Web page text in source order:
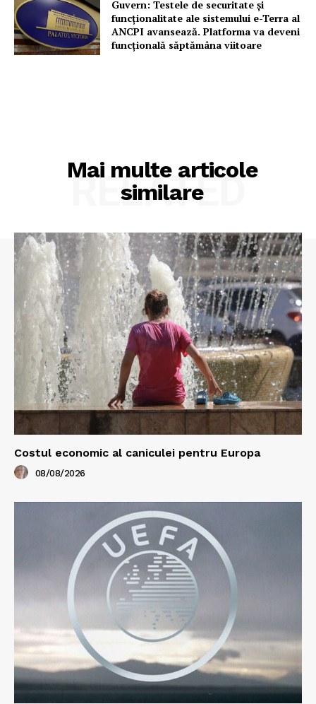
Guvern: Testele de securitate și
funcționalitate ale sistemului e-Terra al
ANCPI avansează. Platforma va deveni
funcțională săptămâna viitoare
Mai multe articole
similare
RELATED
Costul economic al caniculei pentru Europa
08/08/2026